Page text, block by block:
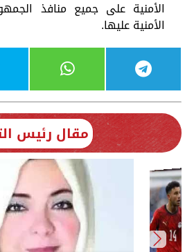
الأمنية على جميع منافذ
الأمنية عليها.
مقال رئيس